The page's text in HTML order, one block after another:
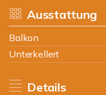
Ausstattung
Balkon
Unterkellert
Details